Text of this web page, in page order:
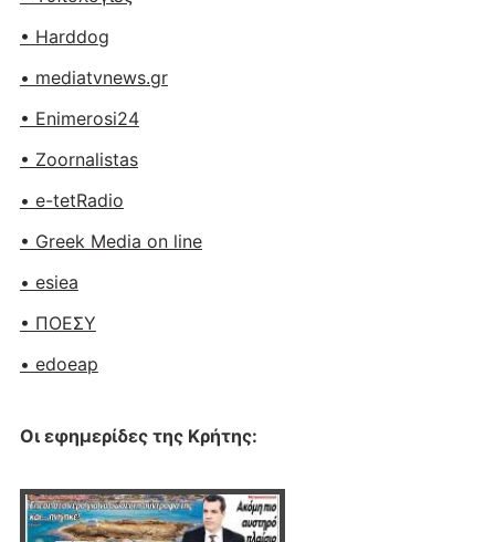
• Harddog
• mediatvnews.gr
• Enimerosi24
• Zoornalistas
• e-tetRadio
• Greek Media on line
• esiea
• ΠΟΕΣΥ
• edoeap
Οι εφημερίδες της Κρήτης: